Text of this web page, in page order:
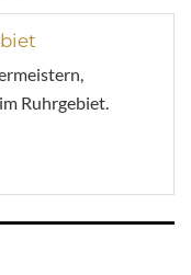
Ruhrgebiet.